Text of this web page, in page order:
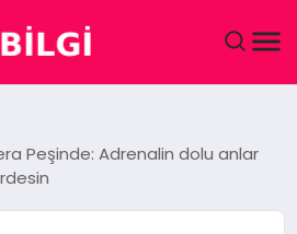
Peşinde: Adrenalin dolu anlar